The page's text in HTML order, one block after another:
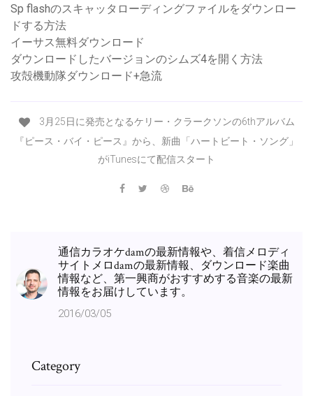
Sp flashのスキャッタローディングファイルをダウンロー
ドする方法
イーサス無料ダウンロード
ダウンロードしたバージョンのシムズ4を開く方法
攻殻機動隊ダウンロード+急流
3月25日に発売となるケリー・クラークソンの6thアルバム
『ピース・バイ・ピース』から、新曲「ハートビート・ソング」
がiTunesにて配信スタート
通信カラオケdamの最新情報や、着信メロディ
サイトメロdamの最新情報、ダウンロード楽曲
情報など、第一興商がおすすめする音楽の最新
情報をお届けしています。
2016/03/05
Category